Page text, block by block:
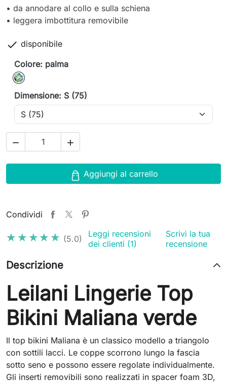
• da annodare al collo e sulla schiena
• leggera imbottitura removibile
 disponibile
Colore: palma
palma
Dimensione: S (75)
 
Aggiungi al carrello
Condividi
★★★★★
★★★★★ (5.0)
Leggi recensioni
dei clienti (1)
Scrivi la tua
recensione
Descrizione
Leilani Lingerie Top
Bikini Maliana verde
Il top bikini Maliana è un classico modello a triangolo
con sottili lacci. Le coppe scorrono lungo la fascia
sotto seno e possono essere regolate individualmente.
Gli inserti removibili sono realizzati in spacer foam 3D,